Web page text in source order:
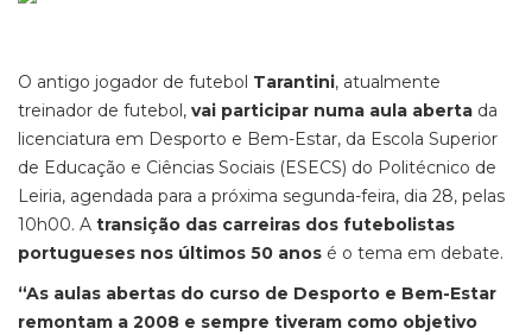
O antigo jogador de futebol Tarantini, atualmente
treinador de futebol, vai participar numa aula aberta da
licenciatura em Desporto e Bem-Estar, da Escola Superior
de Educação e Ciências Sociais (ESECS) do Politécnico de
Leiria, agendada para a próxima segunda-feira, dia 28, pelas
10h00. A transição das carreiras dos futebolistas
portugueses nos últimos 50 anos é o tema em debate.
“As aulas abertas do curso de Desporto e Bem-Estar
remontam a 2008 e sempre tiveram como objetivo